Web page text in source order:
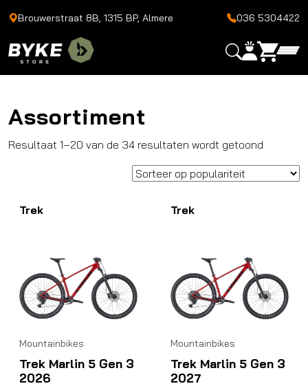
Brouwerstraat 8B, 1315 BP, Almere 036 5304422
Assortiment
Resultaat 1–20 van de 34 resultaten wordt getoond
op
Trek
Mountainbikes
Trek Marlin 5 Gen 3
2026
Trek
Mountainbikes
Trek Marlin 5 Gen 3
2027